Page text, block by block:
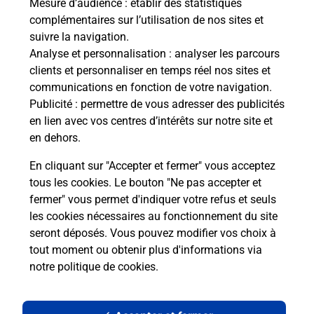
Mesure d’audience : établir des statistiques
complémentaires sur l’utilisation de nos sites et
suivre la navigation.
Analyse et personnalisation : analyser les parcours
clients et personnaliser en temps réel nos sites et
communications en fonction de votre navigation.
Publicité : permettre de vous adresser des publicités
en lien avec vos centres d’intérêts sur notre site et
en dehors.
En cliquant sur "Accepter et fermer" vous acceptez
tous les cookies. Le bouton "Ne pas accepter et
fermer" vous permet d'indiquer votre refus et seuls
les cookies nécessaires au fonctionnement du site
seront déposés. Vous pouvez modifier vos choix à
tout moment ou obtenir plus d'informations via
notre politique de cookies.
Boîte aux lettres La Poste
Prochaine collecte du courriermardià 15h45
Centre Commercial Carrefour
87220 Boisseuil
Le lien s'ouvre dans un nouvel onglet
Localiser Liste Boîtes aux lettres Haute-Vienne Boisseuil